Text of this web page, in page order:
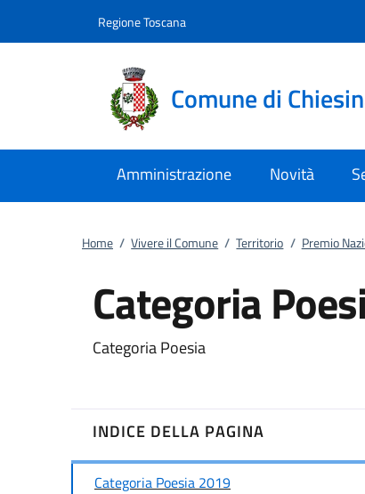
Regione Toscana
Comune di
Amministrazione Novità
Home / Vivere il Comune / Territorio / Premio
Categoria
Categoria Poesia
INDICE DELLA PAGINA
Categoria Poesia 2019